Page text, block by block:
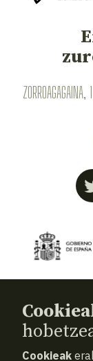
Cookieak